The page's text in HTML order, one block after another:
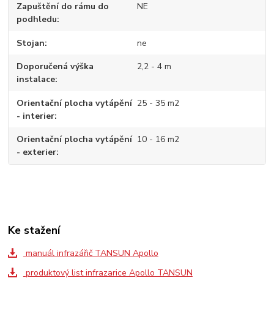
Zapuštění do rámu do
podhledu
NE
Stojan ne
Doporučená výška
instalace
2,2 - 4 m
Orientační plocha vytápění
- interier
25 - 35 m2
Orientační plocha vytápění
- exterier
10 - 16 m2
Ke stažení
manuál infrazářič TANSUN Apollo
produktový list infrazarice Apollo TANSUN